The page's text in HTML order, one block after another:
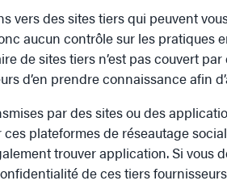
vers des sites tiers qui peuvent
aucun contrôle sur les
de sites tiers n’est pas couvert
d’en prendre connaissance afin
par des sites ou des
plateformes de réseautage
trouver application. Si vous
de ces tiers